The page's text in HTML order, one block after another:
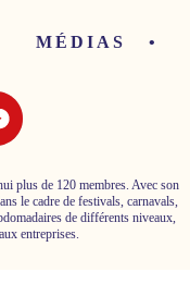
MÉDIAS
plus de 120 membres. Avec son
le cadre de festivals, carnavals,
de différents niveaux,
entreprises.